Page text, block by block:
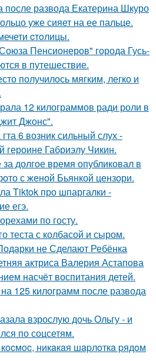
после развода Екатерина Шкуро
уже сияет на ее пальце.
cтoлицы.
Пенсионеров" города Гусь-
в путешествие.
получилось мягким, легко и
12 килограммов ради роли в
Джонс".
6 возник сильный слух -
героине Габриэлу Чикин.
долгое время опубликовал в
с женой Бьянкой цензори.
Tiktok про шпаргалки -
егэ.
по госту.
теста с колбасой и сыром.
не Сделают Ребёнка
актриса Валерия Астапова
насчёт воспитания детей.
125 килограмм после развода
взрослую дочь Ольгу - и
по соцсетям.
никaкaя шapлoткa pядoм